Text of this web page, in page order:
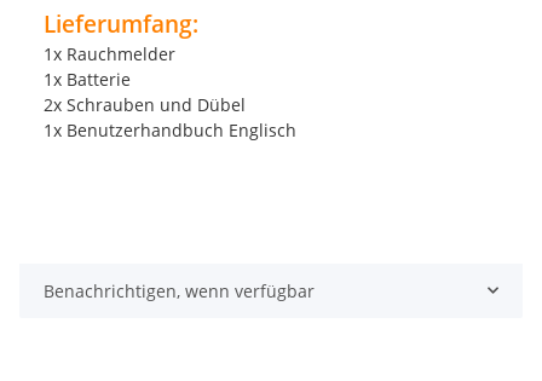
Lieferumfang:
1x Rauchmelder
1x Batterie
2x Schrauben und Dübel
1x Benutzerhandbuch Englisch
Benachrichtigen, wenn verfügbar